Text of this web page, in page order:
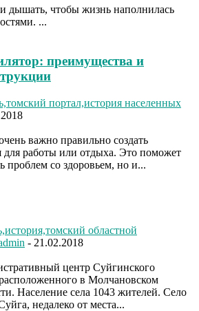
дышать, чтобы жизнь наполнилась
...
преимущества и
портал,история населенных
важно правильно создать
для работы или отдыха. Это поможет
проблем со здоровьем, но и...
областной
- 21.02.2018
центр Суйгинского
в Молчановском
Население села 1043 жителей. Село
недалеко от места...